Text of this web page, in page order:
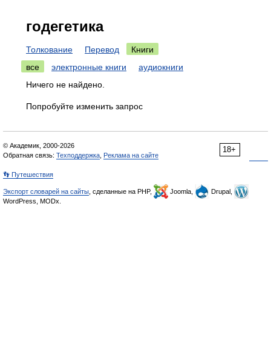
годегетика
Толкование Перевод
Книги
все
электронные книги
аудиокниги
Ничего не найдено.
Попробуйте изменить запрос
18+
© Академик, 2000-2026
Обратная связь: Техподдержка Реклама на сайте
👣 Путешествия
Экспорт словарей на сайты , сделанные на PHP, Joomla,
Drupal,
WordPress, MODx.